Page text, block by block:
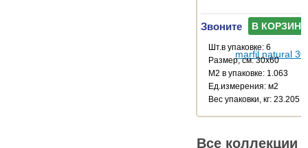
Звоните В КОРЗИНУ
Шт.в упаковке: 6
Размер, см: 30x60
М2 в упаковке: 1.063
Ед.измерения: м2
Веc упаковки, кг: 23.205
Все коллекции